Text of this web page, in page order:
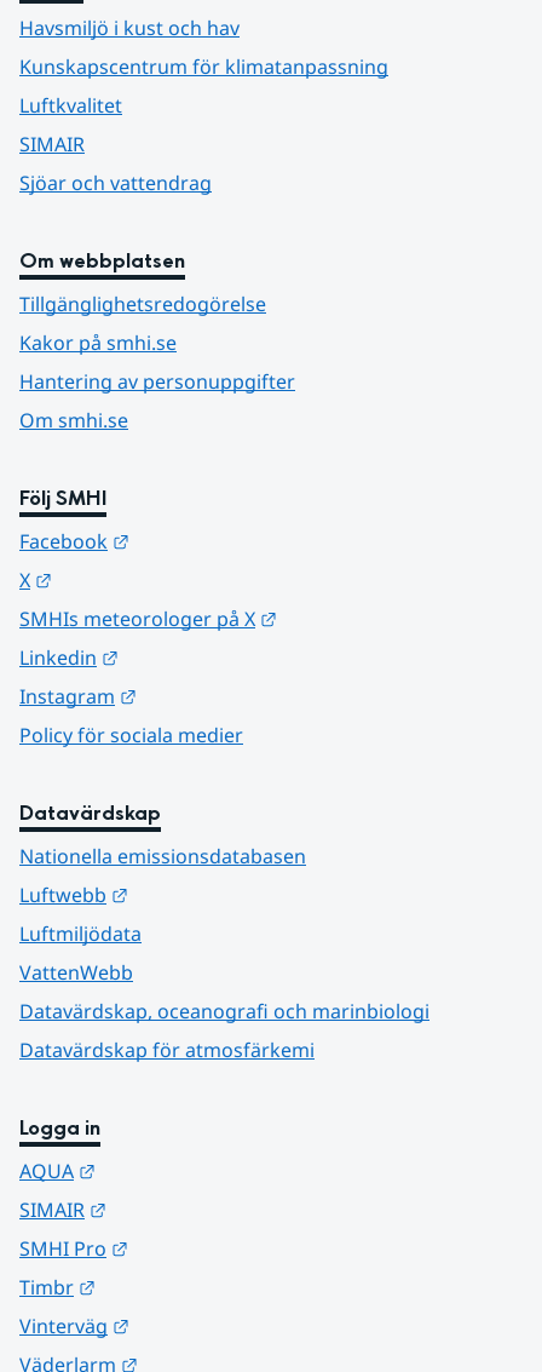
Havsmiljö i kust och hav
Kunskapscentrum för klimatanpassning
Luftkvalitet
SIMAIR
Sjöar och vattendrag
Om webbplatsen
Tillgänglighetsredogörelse
Kakor på smhi.se
Hantering av personuppgifter
Om smhi.se
Följ SMHI
Facebook
X
SMHIs meteorologer på X
Linkedin
Instagram
Policy för sociala medier
Datavärdskap
Nationella emissionsdatabasen
Luftwebb
Luftmiljödata
VattenWebb
Datavärdskap, oceanografi och marinbiologi
Datavärdskap för atmosfärkemi
Logga in
AQUA
SIMAIR
SMHI Pro
Timbr
Vinterväg
Väderlarm